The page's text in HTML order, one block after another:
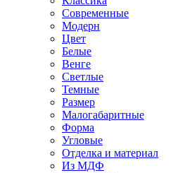
Современные
Модерн
Цвет
Белые
Венге
Светлые
Темные
Размер
Малогабаритные
Форма
Угловые
Отделка и материал
Из МДФ